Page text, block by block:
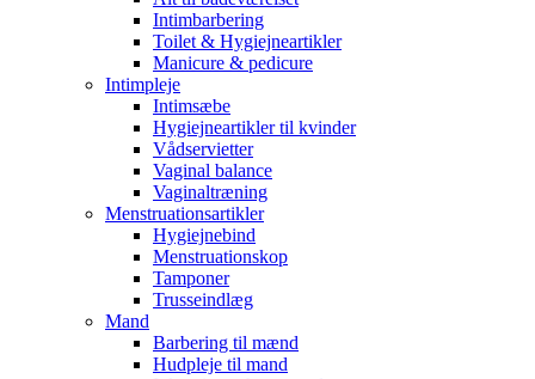
Intimbarbering
Toilet & Hygiejneartikler
Manicure & pedicure
Intimpleje
Intimsæbe
Hygiejneartikler til kvinder
Vådservietter
Vaginal balance
Vaginaltræning
Menstruationsartikler
Hygiejnebind
Menstruationskop
Tamponer
Trusseindlæg
Mand
Barbering til mænd
Hudpleje til mand